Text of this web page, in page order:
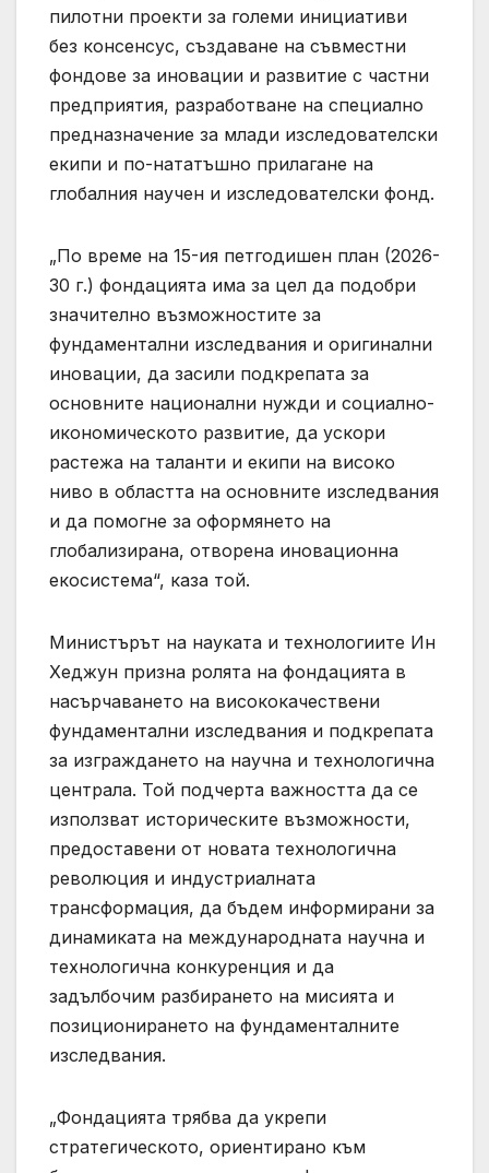
пилотни проекти за големи инициативи
без консенсус, създаване на съвместни
фондове за иновации и развитие с частни
предприятия, разработване на специално
предназначение за млади изследователски
екипи и по-нататъшно прилагане на
глобалния научен и изследователски фонд.
„По време на 15-ия петгодишен план (2026-
30 г.) фондацията има за цел да подобри
значително възможностите за
фундаментални изследвания и оригинални
иновации, да засили подкрепата за
основните национални нужди и социално-
икономическото развитие, да ускори
растежа на таланти и екипи на високо
ниво в областта на основните изследвания
и да помогне за оформянето на
глобализирана, отворена иновационна
екосистема“, каза той.
Министърът на науката и технологиите Ин
Хеджун призна ролята на фондацията в
насърчаването на висококачествени
фундаментални изследвания и подкрепата
за изграждането на научна и технологична
централа. Той подчерта важността да се
използват историческите възможности,
предоставени от новата технологична
революция и индустриалната
трансформация, да бъдем информирани за
динамиката на международната научна и
технологична конкуренция и да
задълбочим разбирането на мисията и
позиционирането на фундаменталните
изследвания.
„Фондацията трябва да укрепи
стратегическото, ориентирано към